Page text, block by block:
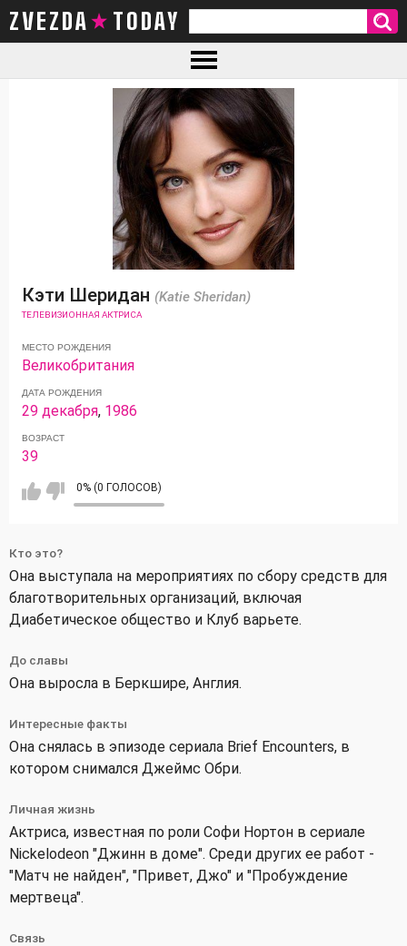
ZVEZDA TODAY
Кэти Шеридан (Katie Sheridan)
ТЕЛЕВИЗИОННАЯ АКТРИСА
МЕСТО РОЖДЕНИЯ
Великобритания
ДАТА РОЖДЕНИЯ
29 декабря, 1986
ВОЗРАСТ
39
0% (0 ГОЛОСОВ)
Кто это?
Она выступала на мероприятиях по сбору средств для
благотворительных организаций, включая
Диабетическое общество и Клуб варьете.
До славы
Она выросла в Беркшире, Англия.
Интересные факты
Она снялась в эпизоде сериала Brief Encounters, в
котором снимался Джеймс Обри.
Личная жизнь
Актриса, известная по роли Софи Нортон в сериале
Nickelodeon "Джинн в доме". Среди других ее работ -
"Матч не найден", "Привет, Джо" и "Пробуждение
мертвеца".
Связь